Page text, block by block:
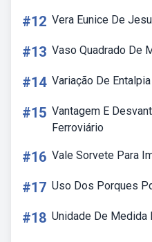
#12 Vera Eunice De
#13 Vaso Quadrado De
#14 Variação De
#15 Vantagem E
Ferroviário
#16 Vale Sorvete Para
#17 Uso Dos Porques
#18 Unidade De Medida